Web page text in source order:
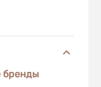
бренды